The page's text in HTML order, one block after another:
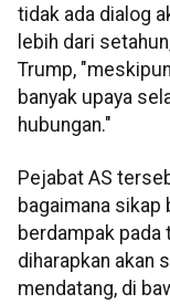
tidak ada dialog
lebih dari
Trump,
banyak upaya
hubungan."
Pejabat AS
bagaimana sikap
berdampak pada
diharapkan akan
mendatang, di